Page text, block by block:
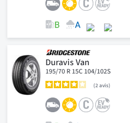
Duravis Van
195/70 R 15C 104/102S
2 avis